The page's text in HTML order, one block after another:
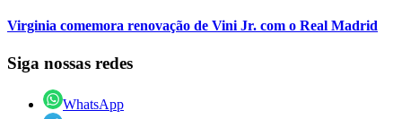
Virginia comemora renovação de Vini Jr. com o Real Madrid
Siga nossas redes
WhatsApp